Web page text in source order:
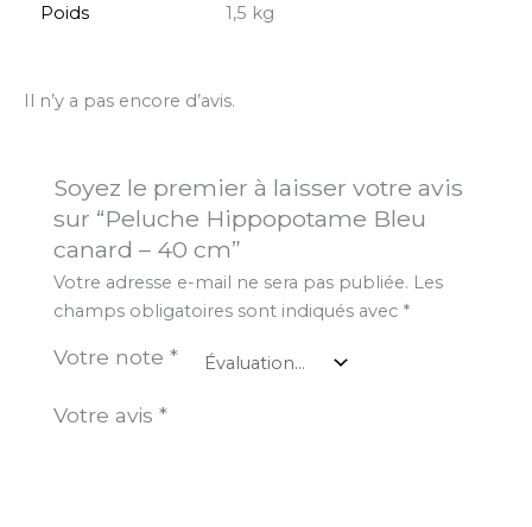
Poids 1,5 kg
Il n’y a pas encore d’avis.
Soyez le premier à laisser votre avis
sur “Peluche Hippopotame Bleu
canard – 40 cm”
Votre adresse e-mail ne sera pas publiée. Les
champs obligatoires sont indiqués avec *
Votre note*
Votre avis*